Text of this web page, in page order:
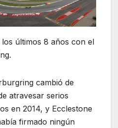
últimos 8 años con el
cambió de
atravesar serios
en 2014, y Ecclestone
firmado ningún